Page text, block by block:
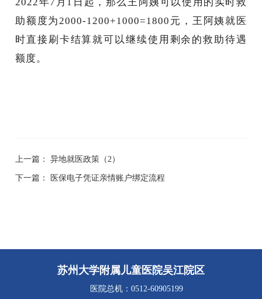
助额度为2000-1200+1000=1800元，王阿姨就医
时直接刷卡结算就可以继续使用剩余的救助待遇
额度。
上一篇： 异地就医政策（2）
下一篇： 医保电子凭证亲情账户绑定流程
苏州大学附属儿童医院吴江院区
医院总机：0512-60905199